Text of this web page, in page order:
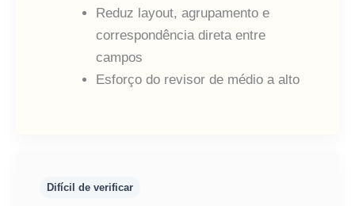
Reduz layout, agrupamento e
correspondência direta entre
campos
Esforço do revisor de médio a alto
Difícil de verificar